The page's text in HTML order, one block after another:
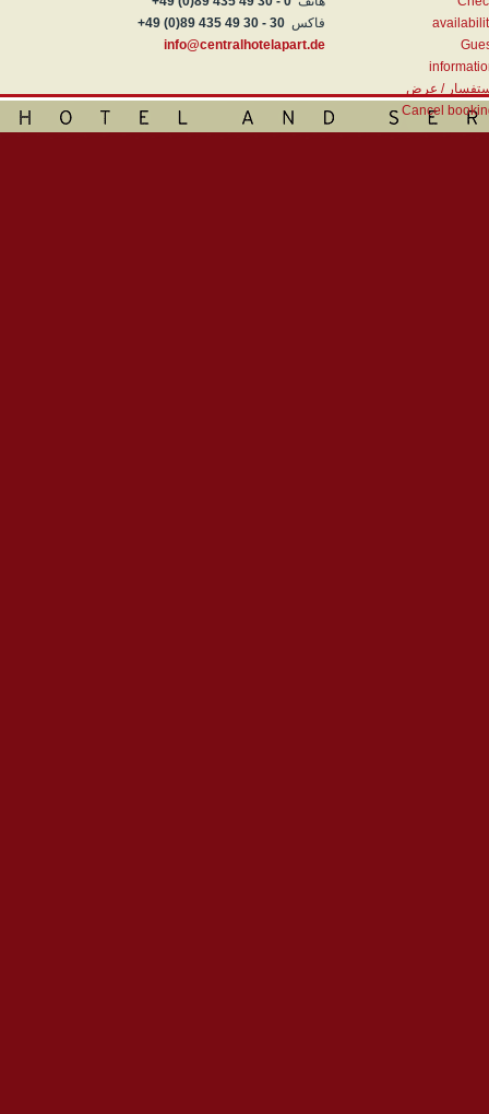
فاكس +49 (0)89 435 49 30 - 30
info@centralhotelapart.de
/ عرض
Cancel